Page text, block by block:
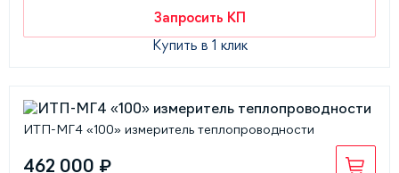
Запросить КП
Купить в 1 клик
ИТП-МГ4 «100» измеритель теплопроводности
462 000 ₽